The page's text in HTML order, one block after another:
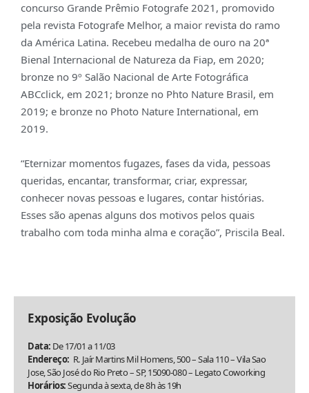
concurso Grande Prêmio Fotografe 2021, promovido
pela revista Fotografe Melhor, a maior revista do ramo
da América Latina. Recebeu medalha de ouro na 20ª
Bienal Internacional de Natureza da Fiap, em 2020;
bronze no 9º Salão Nacional de Arte Fotográfica
ABCclick, em 2021; bronze no Phto Nature Brasil, em
2019; e bronze no Photo Nature International, em
2019.
“Eternizar momentos fugazes, fases da vida, pessoas
queridas, encantar, transformar, criar, expressar,
conhecer novas pessoas e lugares, contar histórias.
Esses são apenas alguns dos motivos pelos quais
trabalho com toda minha alma e coração”, Priscila Beal.
Exposição Evolução
Data: De 17/01 a 11/03
Endereço: R. Jaír Martins Mil Homens, 500 – Sala 110 – Vila Sao
Jose, São José do Rio Preto – SP, 15090-080 – Legato Coworking
Horários:Segunda à sexta, de 8h às 19h